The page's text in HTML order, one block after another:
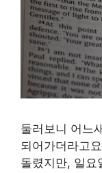
둘러보니 어느
되어가더라고
돌렸지만, 일요